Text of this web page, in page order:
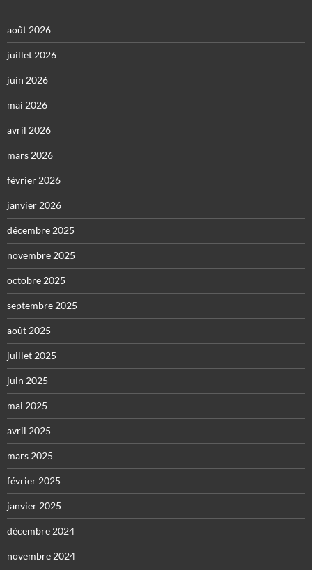
août 2026
juillet 2026
juin 2026
mai 2026
avril 2026
mars 2026
février 2026
janvier 2026
décembre 2025
novembre 2025
octobre 2025
septembre 2025
août 2025
juillet 2025
juin 2025
mai 2025
avril 2025
mars 2025
février 2025
janvier 2025
décembre 2024
novembre 2024